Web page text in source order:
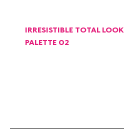
IRRESISTIBLE TOTAL
PALETTE 02